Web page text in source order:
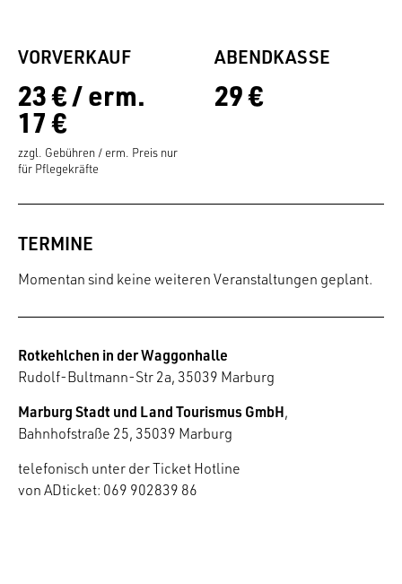
VORVERKAUF
23 € / erm.
17 €
zzgl. Gebühren / erm. Preis nur
für Pflegekräfte
ABENDKASSE
29 €
TERMINE
Momentan sind keine weiteren Veranstaltungen geplant.
Rotkehlchen in der Waggonhalle
Rudolf-Bultmann-Str 2a, 35039 Marburg
Marburg Stadt und Land Tourismus GmbH,
Bahnhofstraße 25, 35039 Marburg
telefonisch unter der Ticket Hotline
von ADticket: 069 902839 86